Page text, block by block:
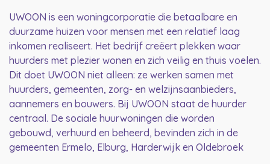
UWOON is een woningcorporatie die betaalbare en
duurzame huizen voor mensen met een relatief laag
inkomen realiseert. Het bedrijf creëert plekken waar
huurders met plezier wonen en zich veilig en thuis voelen.
Dit doet UWOON niet alleen: ze werken samen met
huurders, gemeenten, zorg- en welzijnsaanbieders,
aannemers en bouwers. Bij UWOON staat de huurder
centraal. De sociale huurwoningen die worden
gebouwd, verhuurd en beheerd, bevinden zich in de
gemeenten Ermelo, Elburg, Harderwijk en Oldebroek